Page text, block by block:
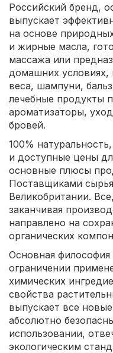
Российский бренд,
выпускает
на основе
и жирные масла,
массажа или
домашних условиях,
веса, шампуни,
лечебные продукты
ароматизаторы,
бровей.
100%
и доступные цены
основные плюсы
Поставщиками
Великобритании.
заканчивая
направлено на
органических
Основная
ограничении
химических
свойства
выпускает все
абсолютно
использовании,
экологическим